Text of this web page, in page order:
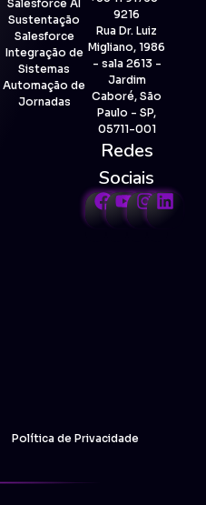
Salesforce AI
Sustentação
Salesforce
Integração de
Sistemas
Automação de
Jornadas
9216
Rua Dr. Luiz
Migliano, 1986
- sala 2613 -
Jardim
Caboré, São
Paulo - SP,
05711-001
Redes
Sociais
Política de Privacidade